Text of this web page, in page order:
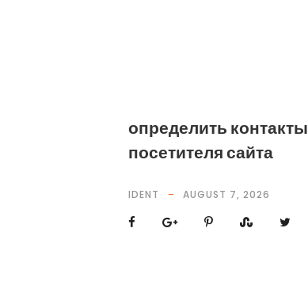
определить контакты
посетителя сайта
IDENT AUGUST 7, 2026